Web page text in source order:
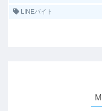
LINEバイト